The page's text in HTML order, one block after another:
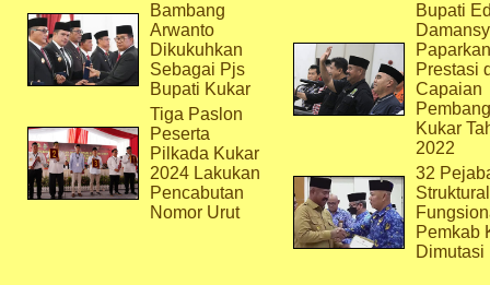
Bambang
Arwanto
Dikukuhkan
Sebagai Pjs
Bupati Kukar
Tiga Paslon
Peserta
Pilkada Kukar
2024 Lakukan
Pencabutan
Nomor Urut
Bupati
Paparkan
Prestasi
Capaian
Kukar
2022
32
Pemkab
Dimutasi